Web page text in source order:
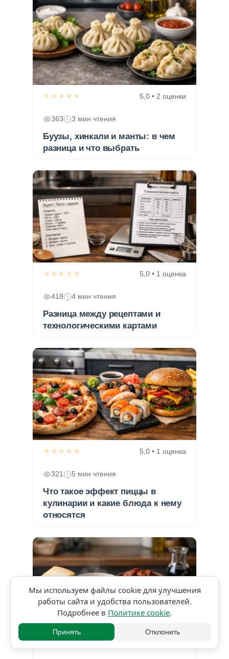
★★★★★ 5,0 • 2 оценки
363 3 мин чтения
Буузы, хинкали и манты: в чем
разница и что выбрать
★★★★★ 5,0 • 1 оценка
418 4 мин чтения
Разница между рецептами и
технологическими картами
★★★★★ 5,0 • 1 оценка
321 5 мин чтения
Что такое эффект пиццы в
кулинарии и какие блюда к нему
относятся
★★★★★
Мы используем файлы cookie для улучшения
работы сайта и удобства пользователей.
Подробнее в Политике cookie.
Принять Отклонить